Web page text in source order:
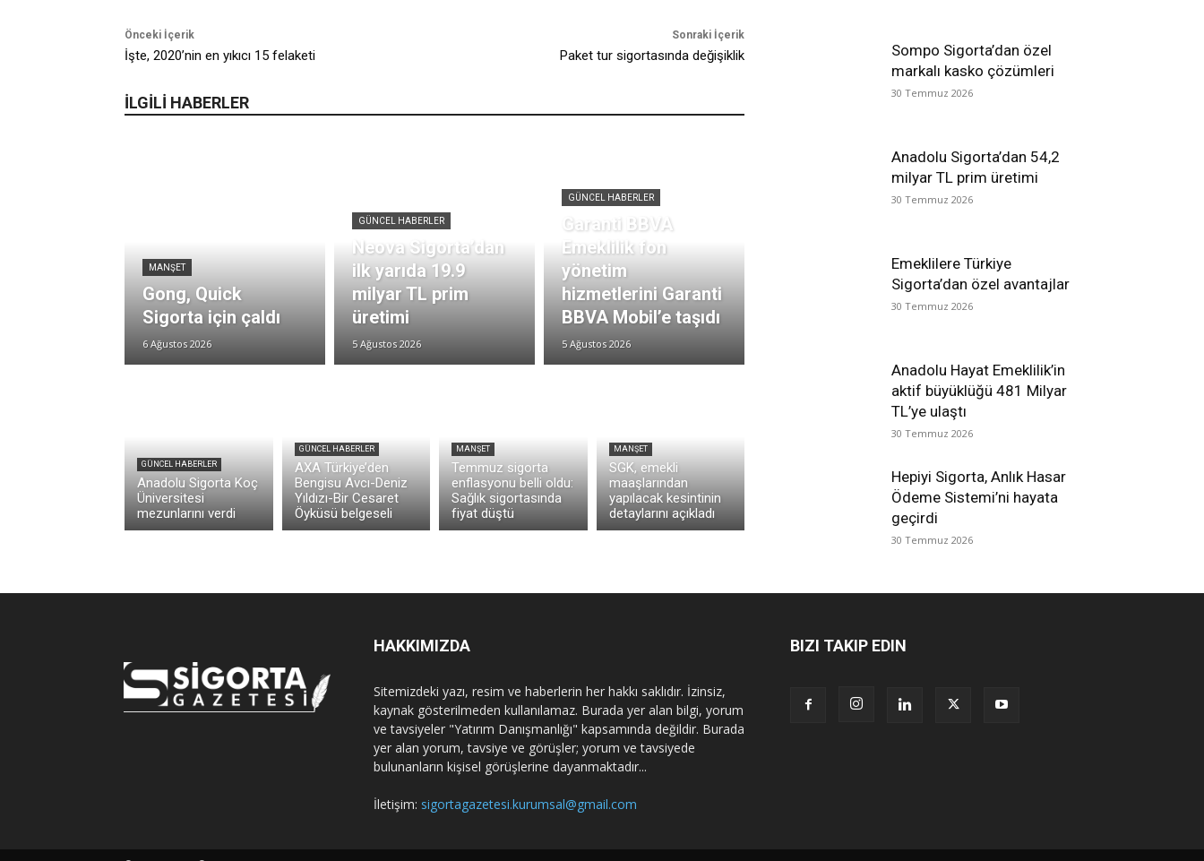
Sompo Sigorta’dan özel
markalı kasko çözümleri
30 Temmuz 2026
Anadolu Sigorta’dan 54,2
milyar TL prim üretimi
30 Temmuz 2026
Emeklilere Türkiye
Sigorta’dan özel avantajlar
30 Temmuz 2026
Anadolu Hayat Emeklilik’in
aktif büyüklüğü 481 Milyar
TL’ye ulaştı
30 Temmuz 2026
Hepiyi Sigorta, Anlık Hasar
Ödeme Sistemi’ni hayata
geçirdi
30 Temmuz 2026
Önceki İçerik
İşte, 2020’nin en yıkıcı 15 felaketi
Sonraki İçerik
Paket tur sigortasında değişiklik
İLGİLİ HABERLER
MANŞET
Gong, Quick
Sigorta için çaldı
6 Ağustos 2026
GÜNCEL HABERLER
Neova Sigorta’dan
ilk yarıda 19.9
milyar TL prim
üretimi
5 Ağustos 2026
GÜNCEL HABERLER
Garanti BBVA
Emeklilik fon
yönetim
hizmetlerini Garanti
BBVA Mobil’e taşıdı
5 Ağustos 2026
GÜNCEL HABERLER
Anadolu Sigorta Koç
Üniversitesi
mezunlarını verdi
GÜNCEL HABERLER
AXA Türkiye’den
Bengisu Avcı-Deniz
Yıldızı-Bir Cesaret
Öyküsü belgeseli
MANŞET
Temmuz sigorta
enflasyonu belli oldu:
Sağlık sigortasında
fiyat düştü
MANŞET
SGK, emekli
maaşlarından
yapılacak kesintinin
detaylarını açıkladı
HAKKIMIZDA
Sitemizdeki yazı, resim ve haberlerin her hakkı saklıdır. İzinsiz,
kaynak gösterilmeden kullanılamaz. Burada yer alan bilgi, yorum
ve tavsiyeler "Yatırım Danışmanlığı" kapsamında değildir. Burada
yer alan yorum, tavsiye ve görüşler; yorum ve tavsiyede
bulunanların kişisel görüşlerine dayanmaktadır...
İletişim: sigortagazetesi.kurumsal@gmail.com
BIZI TAKIP EDIN